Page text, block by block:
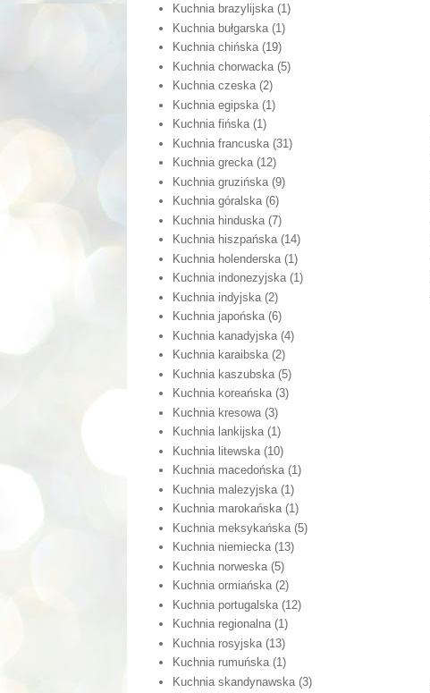
Kuchnia brazylijska (1)
Kuchnia bułgarska (1)
Kuchnia chińska (19)
Kuchnia chorwacka (5)
Kuchnia czeska (2)
Kuchnia egipska (1)
Kuchnia fińska (1)
Kuchnia francuska (31)
Kuchnia grecka (12)
Kuchnia gruzińska (9)
Kuchnia góralska (6)
Kuchnia hinduska (7)
Kuchnia hiszpańska (14)
Kuchnia holenderska (1)
Kuchnia indonezyjska (1)
Kuchnia indyjska (2)
Kuchnia japońska (6)
Kuchnia kanadyjska (4)
Kuchnia karaibska (2)
Kuchnia kaszubska (5)
Kuchnia koreańska (3)
Kuchnia kresowa (3)
Kuchnia lankijska (1)
Kuchnia litewska (10)
Kuchnia macedońska (1)
Kuchnia malezyjska (1)
Kuchnia marokańska (1)
Kuchnia meksykańska (5)
Kuchnia niemiecka (13)
Kuchnia norweska (5)
Kuchnia ormiańska (2)
Kuchnia portugalska (12)
Kuchnia regionalna (1)
Kuchnia rosyjska (13)
Kuchnia rumuńska (1)
Kuchnia skandynawska (3)